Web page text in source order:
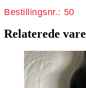
Bestillingsnr.: 50
Relaterede